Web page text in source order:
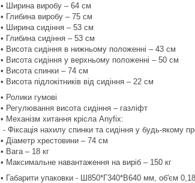
• Ширина виробу – 64 см
• Глибина виробу – 75 см
• Ширина сидіння – 53 см
• Глибина сидіння – 53 см
• Висота сидіння в нижньому положенні – 43 см
• Висота сидіння у верхньому положенні – 50 см
• Висота спинки – 74 см
• Висота підлокітників від сидіння – 22 см
• Ролики гумові
• Регулювання висота сидіння – газліфт
• Механізм хитання крісла Anyfix:
- Фіксація нахилу спинки та сидіння у будь-якому
• Діаметр хрестовини – 74 см
• Вага – 18 кг
• Максимальне навантаження на виріб – 150 кг
• Габарити упаковки - Ш850*Г340*В640 мм, об'єм